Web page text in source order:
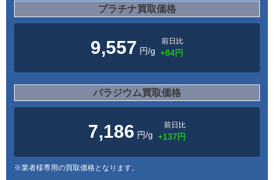
プラチナ買取価格
9,557 円/g
前日比
+84円
パラジウム買取価格
7,186 円/g
前日比
+137円
※業者様専用の買取価格となります。